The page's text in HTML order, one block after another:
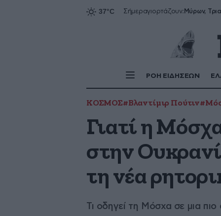
Σήμεραγιορτάζουν:
ΡΟΗ ΕΙΔΗΣΕΩΝ
ΚΟΣΜΟΣ#Βλαντίμιρ Πούτιν
Γιατί η
στην
τη νέα
Τι οδηγεί τη Μόσχα σε μια